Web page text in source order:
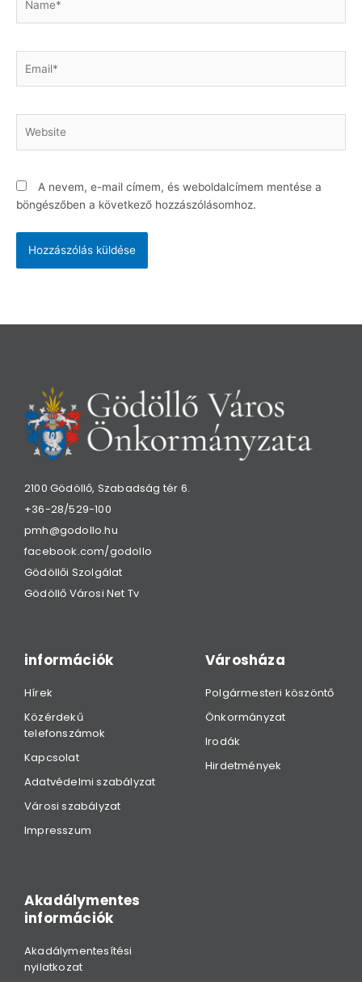
A nevem, e-mail címem, és weboldalcímem mentése a
böngészőben a következő hozzászólásomhoz.
2100 Gödöllő, Szabadság tér 6.
+36-28/529-100
pmh@godollo.hu
facebook.com/godollo
Gödöllői Szolgálat
Gödöllő Városi Net Tv
információk
Hírek
Közérdekű
telefonszámok
Kapcsolat
Adatvédelmi szabályzat
Városi szabályzat
Impresszum
Városháza
Polgármesteri köszöntő
Önkormányzat
Irodák
Hirdetmények
Akadálymentes
információk
Akadálymentesítési
nyilatkozat